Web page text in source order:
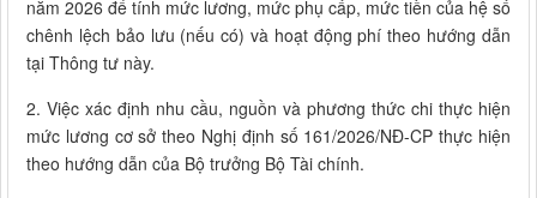
năm 2026 để tính mức lương, mức phụ cấp, mức tiền của hệ số
chênh lệch bảo lưu (nếu có) và hoạt động phí theo hướng dẫn
tại Thông tư này.
2. Việc xác định nhu cầu, nguồn và phương thức chi thực hiện
mức lương cơ sở theo Nghị định số 161/2026/NĐ-CP thực hiện
theo hướng dẫn của Bộ trưởng Bộ Tài chính.